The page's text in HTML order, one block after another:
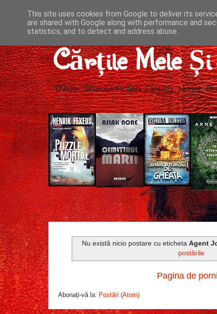
Cărțile Mele
Thriller, Science-Fiction, Fantasy, Horror,
Nu există nicio postare cu eticheta Agent
postările
Pagina de
Abonați-vă la: Postări (Atom)
This site uses cookies from Google to deliver its
are shared with Google along with performance and
statistics, and to detect and address abuse.